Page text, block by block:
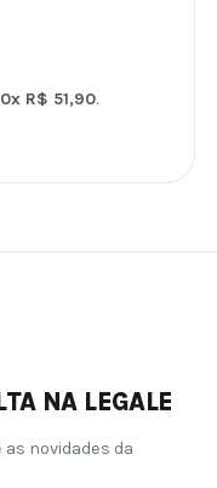
R$ 51,90.
NA LEGALE
novidades da